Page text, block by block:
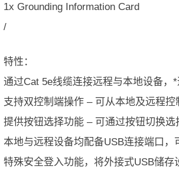
1x Grounding Information Card
/
特性：
通过Cat 5e线缆连接远程与本地设备，*
支持双控制端操作 – 可从本地及远程控
提供按钮选择功能 – 可通过按钮切换选
本地与远程设备均配备USB连接端口
特殊安全登入功能，将外接式USB储